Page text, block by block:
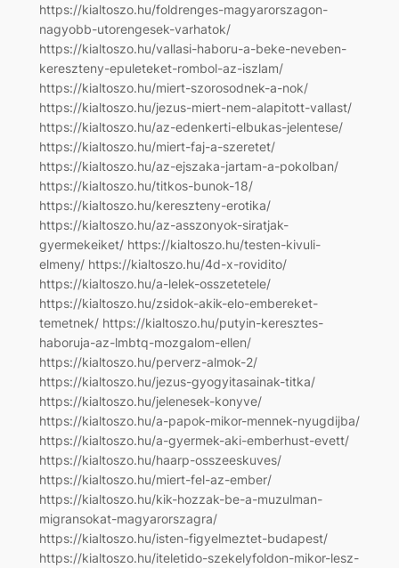
https://kialtoszo.hu/foldrenges-magyarorszagon-
nagyobb-utorengesek-varhatok/
https://kialtoszo.hu/vallasi-haboru-a-beke-neveben-
kereszteny-epuleteket-rombol-az-iszlam/
https://kialtoszo.hu/miert-szorosodnek-a-nok/
https://kialtoszo.hu/jezus-miert-nem-alapitott-vallast/
https://kialtoszo.hu/az-edenkerti-elbukas-jelentese/
https://kialtoszo.hu/miert-faj-a-szeretet/
https://kialtoszo.hu/az-ejszaka-jartam-a-pokolban/
https://kialtoszo.hu/titkos-bunok-18/
https://kialtoszo.hu/kereszteny-erotika/
https://kialtoszo.hu/az-asszonyok-siratjak-
gyermekeiket/ https://kialtoszo.hu/testen-kivuli-
elmeny/ https://kialtoszo.hu/4d-x-rovidito/
https://kialtoszo.hu/a-lelek-osszetetele/
https://kialtoszo.hu/zsidok-akik-elo-embereket-
temetnek/ https://kialtoszo.hu/putyin-keresztes-
haboruja-az-lmbtq-mozgalom-ellen/
https://kialtoszo.hu/perverz-almok-2/
https://kialtoszo.hu/jezus-gyogyitasainak-titka/
https://kialtoszo.hu/jelenesek-konyve/
https://kialtoszo.hu/a-papok-mikor-mennek-nyugdijba/
https://kialtoszo.hu/a-gyermek-aki-emberhust-evett/
https://kialtoszo.hu/haarp-osszeeskuves/
https://kialtoszo.hu/miert-fel-az-ember/
https://kialtoszo.hu/kik-hozzak-be-a-muzulman-
migransokat-magyarorszagra/
https://kialtoszo.hu/isten-figyelmeztet-budapest/
https://kialtoszo.hu/iteletido-szekelyfoldon-mikor-lesz-